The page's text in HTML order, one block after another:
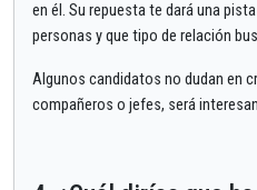
en él. Su repuesta te dará una
personas y que tipo de relación
Algunos candidatos no dudan en
compañeros o jefes, será